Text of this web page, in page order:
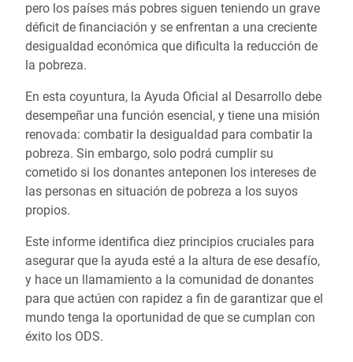
pero los países más pobres siguen teniendo un grave
déficit de financiación y se enfrentan a una creciente
desigualdad económica que dificulta la reducción de
la pobreza.
En esta coyuntura, la Ayuda Oficial al Desarrollo debe
desempeñar una función esencial, y tiene una misión
renovada: combatir la desigualdad para combatir la
pobreza. Sin embargo, solo podrá cumplir su
cometido si los donantes anteponen los intereses de
las personas en situación de pobreza a los suyos
propios.
Este informe identifica diez principios cruciales para
asegurar que la ayuda esté a la altura de ese desafío,
y hace un llamamiento a la comunidad de donantes
para que actúen con rapidez a fin de garantizar que el
mundo tenga la oportunidad de que se cumplan con
éxito los ODS.